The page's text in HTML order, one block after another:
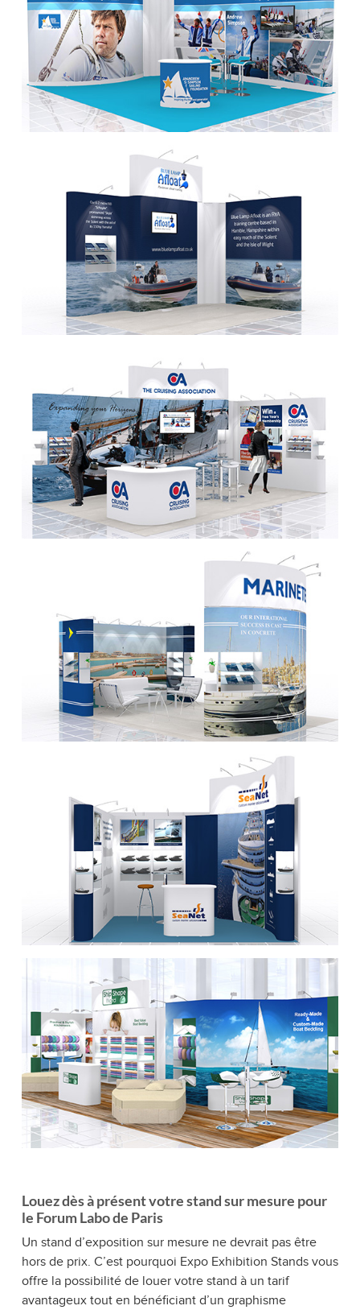
Louez dès à présent votre stand sur mesure pour
le Forum Labo de Paris
Un stand d’exposition sur mesure ne devrait pas être
hors de prix. C’est pourquoi Expo Exhibition Stands vous
offre la possibilité de louer votre stand à un tarif
avantageux tout en bénéficiant d’un graphisme